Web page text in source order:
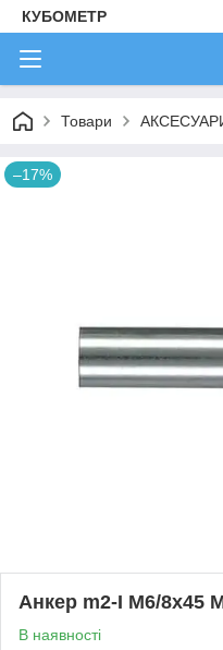
КУБОМЕТР
Товари
–17%
Анкер m2-I M6/8x45
В наявності